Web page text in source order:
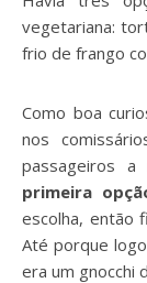
vegetariana:
frio de frango
Como boa
nos
passageiros
primeira
escolha, então
Até porque
era um gnocchi